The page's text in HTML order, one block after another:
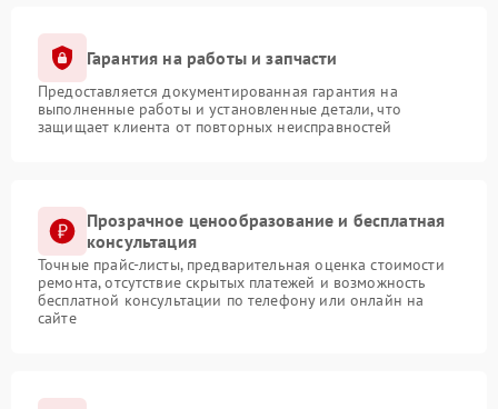
Гарантия на работы и запчасти
Предоставляется документированная гарантия на
выполненные работы и установленные детали, что
защищает клиента от повторных неисправностей
Прозрачное ценообразование и бесплатная
консультация
Точные прайс-листы, предварительная оценка стоимости
ремонта, отсутствие скрытых платежей и возможность
бесплатной консультации по телефону или онлайн на
сайте